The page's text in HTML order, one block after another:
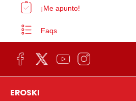
¡Me apunto!
Faqs
EROSKI